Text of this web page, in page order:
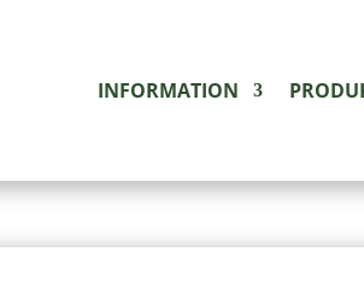
INFORMATION